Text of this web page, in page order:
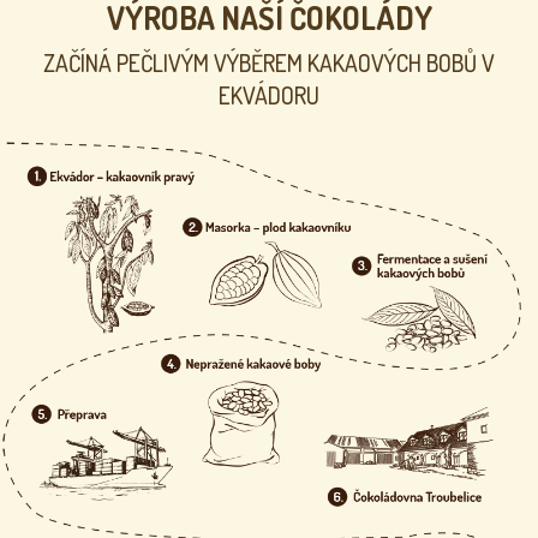
VÝROBA NAŠÍ ČOKOLÁDY
ZAČÍNÁ PEČLIVÝM VÝBĚREM KAKAOVÝCH BOBŮ V
EKVÁDORU